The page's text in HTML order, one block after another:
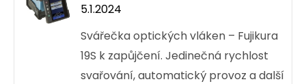
5.1.2024
Svářečka optických vláken – Fujikura
19S k zapůjčení. Jedinečná rychlost
svařování, automatický provoz a další